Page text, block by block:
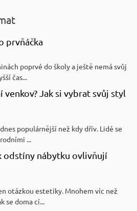
prvňáčka
poprvé do školy a ještě nemá svůj
čas...
Jak si vybrat svůj styl
populárnější než kdy dřív. Lidé se
...
odstíny nábytku ovlivňují
otázkou estetiky. Mnohem víc než
se doma cí...